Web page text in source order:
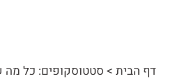
דף הבית > סטטוסקופים: כל מה